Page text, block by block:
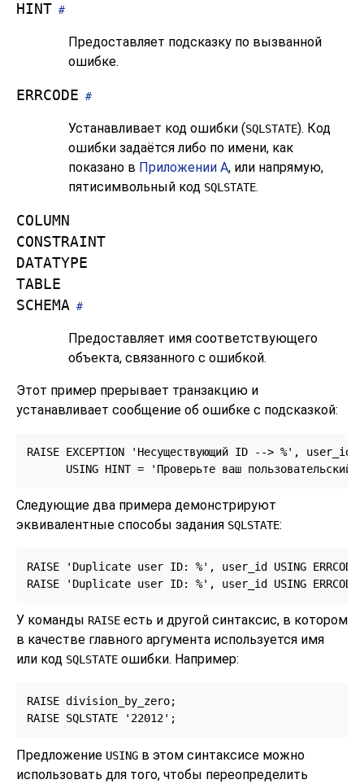
HINT #
Предоставляет подсказку по вызванной
ошибке.
ERRCODE #
Устанавливает код ошибки (SQLSTATE). Код
ошибки задаётся либо по имени, как
показано в Приложении A, или напрямую,
пятисимвольный код SQLSTATE.
COLUMN
CONSTRAINT
DATATYPE
TABLE
SCHEMA #
Предоставляет имя соответствующего
объекта, связанного с ошибкой.
Этот пример прерывает транзакцию и
устанавливает сообщение об ошибке с подсказкой:
RAISE EXCEPTION 'Несуществующий ID --> %', user_id
USING HINT = 'Проверьте ваш пользовательский
Следующие два примера демонстрируют
эквивалентные способы задания SQLSTATE:
RAISE 'Duplicate user ID: %', user_id USING
RAISE 'Duplicate user ID: %', user_id USING
У команды RAISE есть и другой синтаксис, в котором
в качестве главного аргумента используется имя
или код SQLSTATE ошибки. Например:
RAISE division_by_zero;
RAISE SQLSTATE '22012';
Предложение USING в этом синтаксисе можно
использовать для того, чтобы переопределить